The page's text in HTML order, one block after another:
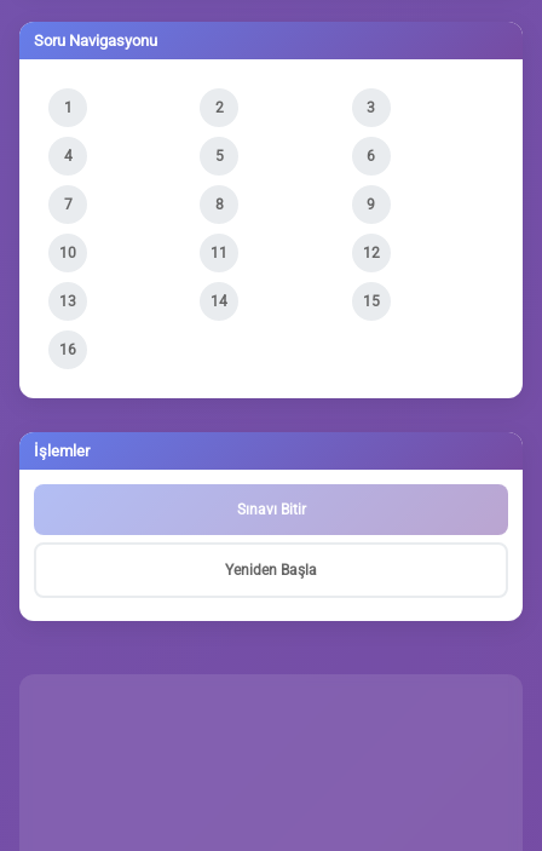
Soru Navigasyonu
1 2 3
4 5 6
7 8 9
10 11 12
13 14 15
16
İşlemler
Sınavı Bitir
Yeniden Başla